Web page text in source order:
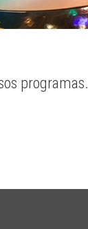
programas.